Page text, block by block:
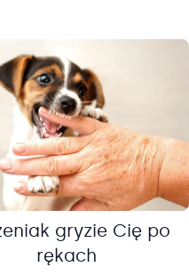
gryzie Cię po
rękach